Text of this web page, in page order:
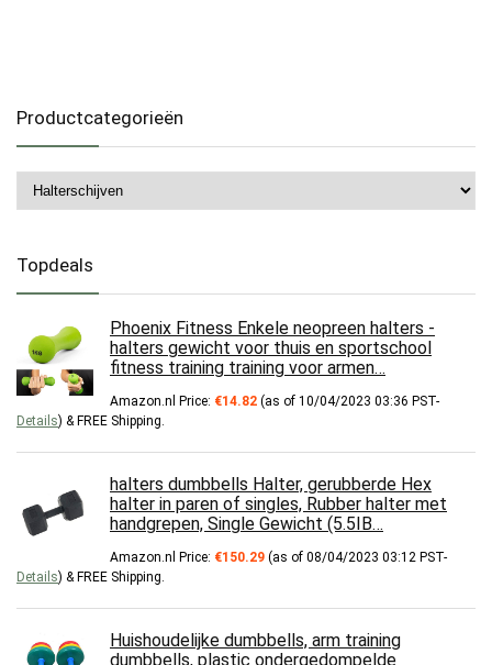
Productcategorieën
Topdeals
Phoenix Fitness Enkele neopreen halters -
halters gewicht voor thuis en sportschool
fitness training training voor armen…
Amazon.nl Price: €14.82 (as of 10/04/2023 03:36 PST-
Details) & FREE Shipping
halters dumbbells Halter, gerubberde Hex
halter in paren of singles, Rubber halter met
handgrepen, Single Gewicht (5.5IB…
Amazon.nl Price: €150.29 (as of 08/04/2023 03:12 PST-
Details) & FREE Shipping
Huishoudelijke dumbbells, arm training
dumbbells, plastic ondergedompelde